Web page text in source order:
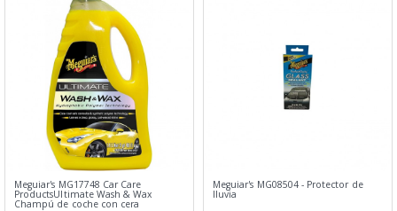
Meguiar's MG17748 Car Care
ProductsUltimate Wash & Wax
Champú de coche con cera
Meguiar's MG08504 - Protector de
lluvia